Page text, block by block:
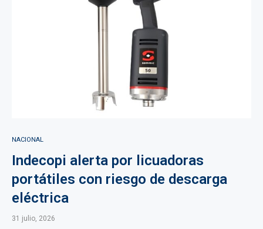
NACIONAL
Indecopi alerta por licuadoras
portátiles con riesgo de descarga
eléctrica
31 julio, 2026